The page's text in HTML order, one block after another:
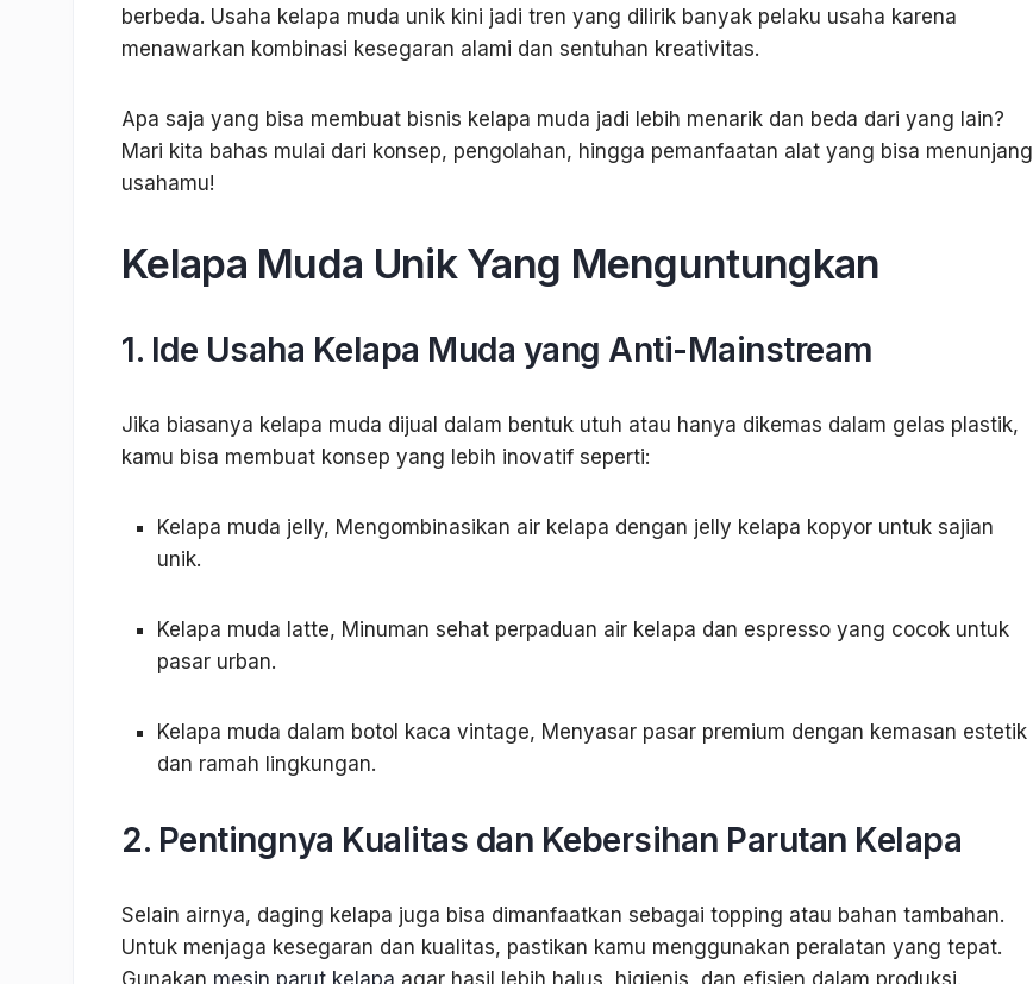
berbeda. Usaha kelapa muda unik kini jadi tren yang dilirik banyak pelaku usaha karena
menawarkan kombinasi kesegaran alami dan sentuhan kreativitas.
Apa saja yang bisa membuat bisnis kelapa muda jadi lebih menarik dan beda dari yang lain?
Mari kita bahas mulai dari konsep, pengolahan, hingga pemanfaatan alat yang bisa menunjang
usahamu!
Kelapa Muda Unik Yang Menguntungkan
1. Ide Usaha Kelapa Muda yang Anti-Mainstream
Jika biasanya kelapa muda dijual dalam bentuk utuh atau hanya dikemas dalam gelas plastik,
kamu bisa membuat konsep yang lebih inovatif seperti:
Kelapa muda jelly, Mengombinasikan air kelapa dengan jelly kelapa kopyor untuk sajian
unik.
Kelapa muda latte, Minuman sehat perpaduan air kelapa dan espresso yang cocok untuk
pasar urban.
Kelapa muda dalam botol kaca vintage, Menyasar pasar premium dengan kemasan estetik
dan ramah lingkungan.
2. Pentingnya Kualitas dan Kebersihan Parutan Kelapa
Selain airnya, daging kelapa juga bisa dimanfaatkan sebagai topping atau bahan tambahan.
Untuk menjaga kesegaran dan kualitas, pastikan kamu menggunakan peralatan yang tepat.
Gunakan mesin parut kelapa agar hasil lebih halus, higienis, dan efisien dalam produksi.